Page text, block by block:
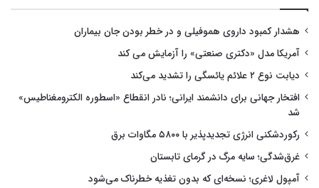
هشدار کمبود داروی هموفیلی و در خطر بودن جان بیماران
آمریکا مدل «دکتری صنعتی» را آزمایش می کند
دیابت نوع ۲ علائم یائسگی را تشدید می‌کند
افتخار جهانی برای دانشمند ایرانی؛ نادر انقطاع «اسطوره الکترومغناطیس»
شد
رکوردشکنی انرژی تجدیدپذیر با ۵۸۰۰ مگاوات برق
غرق‌شدگی؛ سایه مرگ در گرمای تابستان
آمپول لاغری؛ نسخه‌ای که بدون تغذیه خطرناک می‌شود